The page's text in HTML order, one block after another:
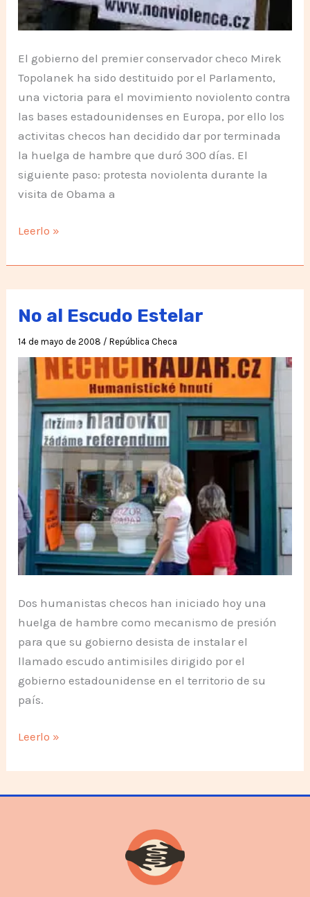
El gobierno del premier conservador checo Mirek
Topolanek ha sido destituido por el Parlamento,
una victoria para el movimiento noviolento contra
las bases estadounidenses en Europa, por ello los
activitas checos han decidido dar por terminada
la huelga de hambre que duró 300 días. El
siguiente paso: protesta noviolenta durante la
visita de Obama a
Humanistas
huelga
de
hambre
relevos
que
duró
300
Leerlo »
No al Escudo Estelar
14 de mayo de 2008 /República Checa
Dos humanistas checos han iniciado hoy una
huelga de hambre como mecanismo de presión
para que su gobierno desista de instalar el
llamado escudo antimisiles dirigido por el
gobierno estadounidense en el territorio de su
país.
No
Escudo
Estelar
Leerlo »